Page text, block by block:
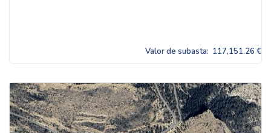
Valor de subasta: 117,151.26 €